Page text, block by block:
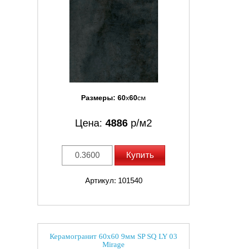
Размеры: 60x60см
Цена: 4886 р/м2
Купить
Артикул: 101540
Керамогранит 60x60 9мм SP SQ LY 03
Mirage